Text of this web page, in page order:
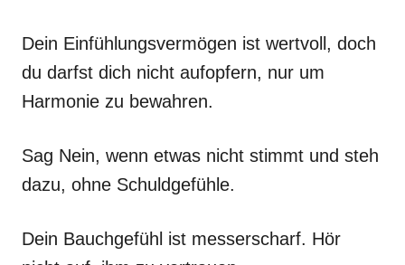
Dein Einfühlungsvermögen ist wertvoll, doch
du darfst dich nicht aufopfern, nur um
Harmonie zu bewahren.
Sag Nein, wenn etwas nicht stimmt und steh
dazu, ohne Schuldgefühle.
Dein Bauchgefühl ist messerscharf. Hör